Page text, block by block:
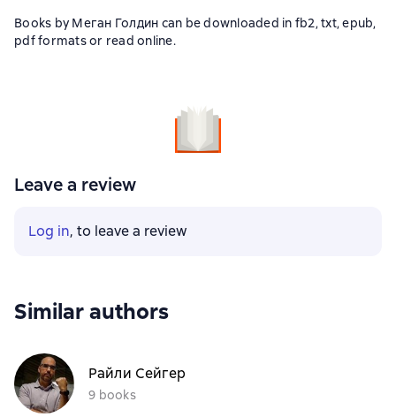
Books by Меган Голдин can be downloaded in fb2, txt, epub,
pdf formats or read online.
Leave a review
Log in, to leave a review
Similar authors
Райли Сейгер
9 books